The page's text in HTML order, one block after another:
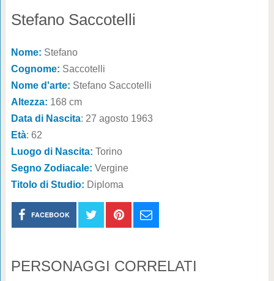
Stefano Saccotelli
Nome: Stefano
Cognome: Saccotelli
Nome d'arte: Stefano Saccotelli
Altezza: 168 cm
Data di Nascita: 27 agosto 1963
Età: 62
Luogo di Nascita: Torino
Segno Zodiacale: Vergine
Titolo di Studio: Diploma
FACEBOOK
PERSONAGGI CORRELATI